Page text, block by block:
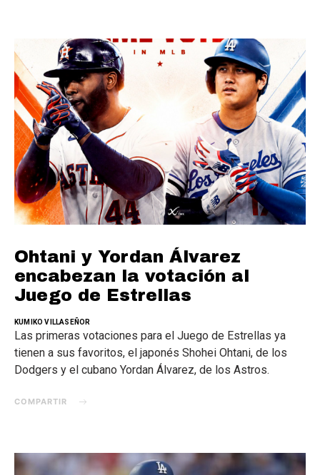
Ohtani y Yordan Álvarez
encabezan la votación al
Juego de Estrellas
KUMIKO VILLASEÑOR
Las primeras votaciones para el Juego de Estrellas ya
tienen a sus favoritos, el japonés Shohei Ohtani, de los
Dodgers y el cubano Yordan Álvarez, de los Astros.
COMPARTIR